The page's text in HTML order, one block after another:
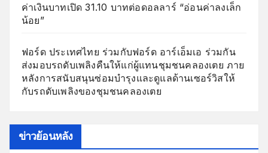
ค่าเงินบาทเปิด 31.10 บาทต่อดอลลาร์ “อ่อนค่าลงเล็ก
น้อย”
ฟอร์ด ประเทศไทย ร่วมกับฟอร์ด อาร์เอ็มเอ ร่วมกัน
ส่งมอบรถดับเพลิงคืนให้แก่ผู้แทนชุมชนคลองเตย ภาย
หลังการสนับสนุนซ่อมบำรุงและดูแลด้านเซอร์วิสให้
กับรถดับเพลิงของชุมชนคลองเตย
ข่าวย้อนหลัง